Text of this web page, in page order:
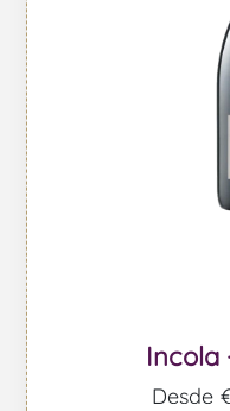
Incola
Desde